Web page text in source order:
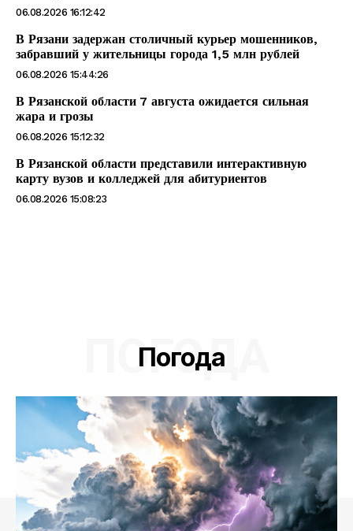
06.08.2026 16:12:42
В Рязани задержан столичный курьер мошенников,
забравший у жительницы города 1,5 млн рублей
06.08.2026 15:44:26
В Рязанской области 7 августа ожидается сильная
жара и грозы
06.08.2026 15:12:32
В Рязанской области представили интерактивную
карту вузов и колледжей для абитуриентов
06.08.2026 15:08:23
Погода
ПОГОДА